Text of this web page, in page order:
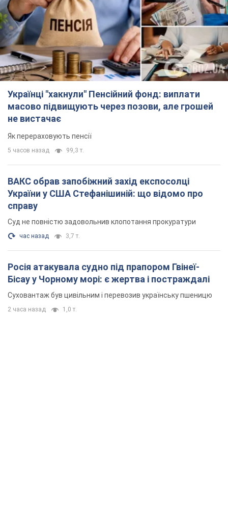
5 часов назад 99,3 т.
ВАКС обрав запобіжний захід експосолці
України у США Стефанішиній: що відомо про
справу
Суд не повністю задовольнив клопотання прокуратури
час назад 3,7 т.
Росія атакувала судно під прапором Гвінеї-
Бісау у Чорному морі: є жертва і постраждалі
Суховантаж був цивільним і перевозив українську пшеницю
2 часа назад 1,0 т.